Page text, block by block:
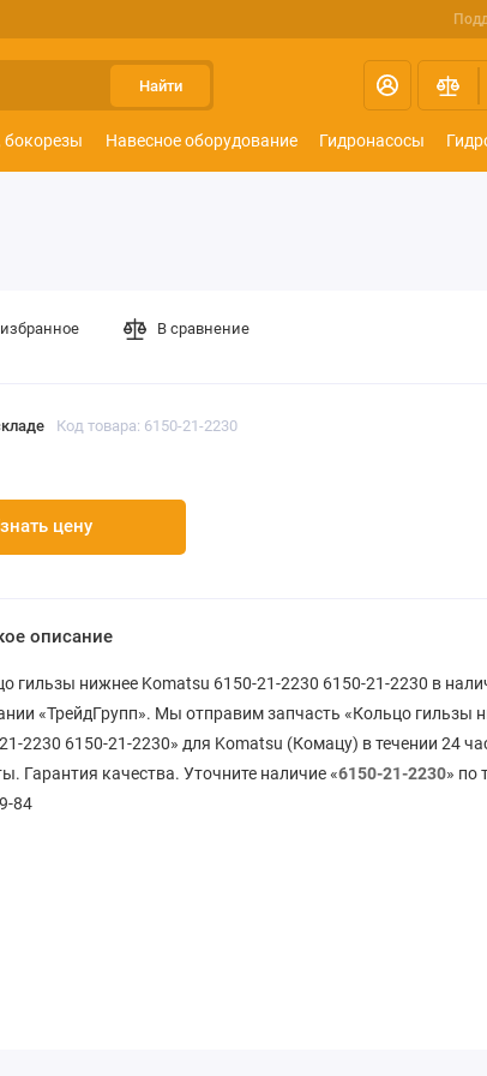
Найти
бокорезы Навесное оборудование Гидронасосы
Код товара: 6150-21-2230
цену
В сравнение
описание
гильзы нижнее Komatsu 6150-21-2230 6150-21-2230 в
«ТрейдГрупп». Мы отправим запчасть «Кольцо гильзы
2230 6150-21-2230» для Komatsu (Комацу) в течении 24
Гарантия качества. Уточните наличие «6150-21-2230» по
84